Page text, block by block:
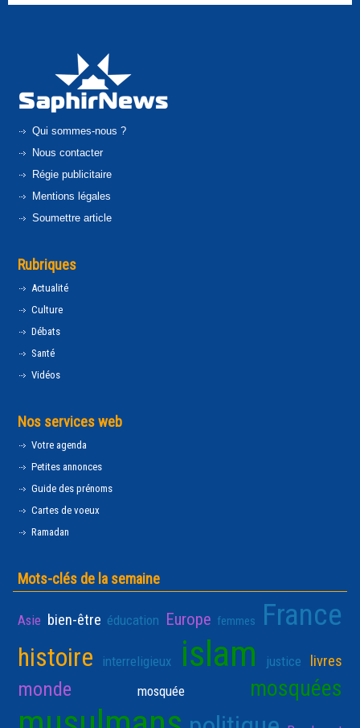
Qui sommes-nous ?
Nous contacter
Régie publicitaire
Mentions légales
Soumettre article
Rubriques
Actualité
Culture
Débats
Santé
Vidéos
Nos services web
Votre agenda
Petites annonces
Guide des prénoms
Cartes de voeux
Ramadan
Mots-clés de la semaine
Asie bien-être éducation Europe femmes France
histoire interreligieux islam justice livres
monde mosquée mosquées